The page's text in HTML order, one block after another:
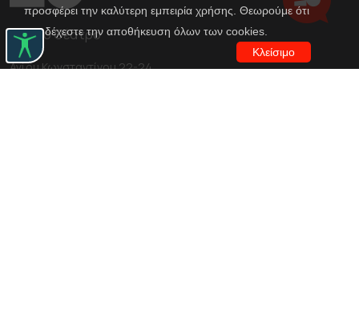
προσφέρει την καλύτερη εμπειρία χρήσης. Θεωρούμε ότι
αποδέχεστε την αποθήκευση όλων των cookies.
Κλείσιμο
Εθνικό Θέατρο
Αγίου Κωνσταντίνου 22-24